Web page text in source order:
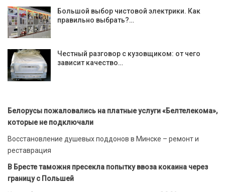
Большой выбор чистовой электрики. Как
правильно выбрать?…
Честный разговор с кузовщиком: от чего
зависит качество…
Белорусы пожаловались на платные услуги «Белтелекома»,
которые не подключали
Восстановление душевых поддонов в Минске – ремонт и
реставрация
В Бресте таможня пресекла попытку ввоза кокаина через
границу с Польшей